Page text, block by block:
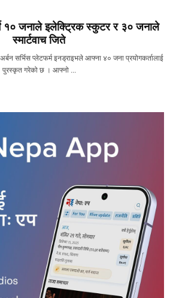
१० जनाले इलेक्ट्रिक स्कुटर र ३० जनाले
स्मार्टवाच जिते
अर्बन सर्भिस प्लेटफर्म इनड्राइभले आफ्ना ४० जना प्रयोगकर्तालाई
पुरस्कृत गरेको छ । आफ्नो ...